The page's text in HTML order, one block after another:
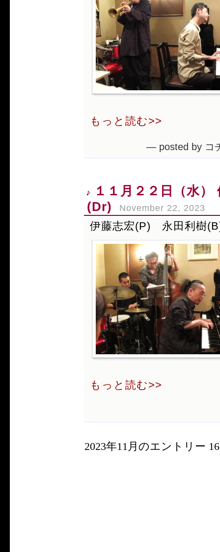
もっと読む>>
— posted by コ
１１月２２日（水
(Dr)
November 22, 2023
伊藤志宏(P) 永田利樹
もっと読む>>
2023年11月のエントリー